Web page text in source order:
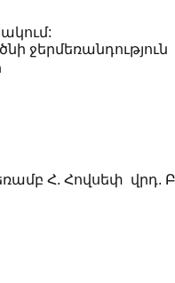
ջերմեռանդություն
Հ. Հովսեփ վրդ.